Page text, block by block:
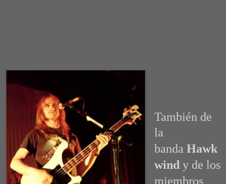
También de
la
banda Hawk
wind y de los
miembros